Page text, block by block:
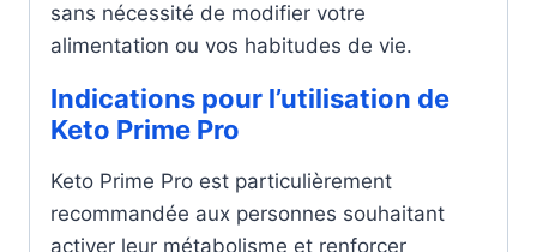
sans nécessité de modifier votre
alimentation ou vos habitudes de vie.
Indications pour l’utilisation de
Keto Prime Pro
Keto Prime Pro est particulièrement
recommandée aux personnes souhaitant
activer leur métabolisme et renforcer